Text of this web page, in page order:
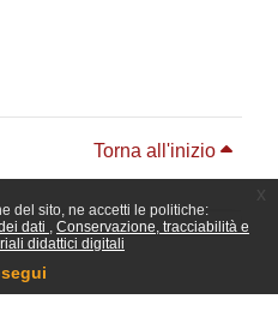
del sito, ne accetti le politiche:
dati
Conservazione, tracciabilità e
didattici digitali
Torna all'inizio